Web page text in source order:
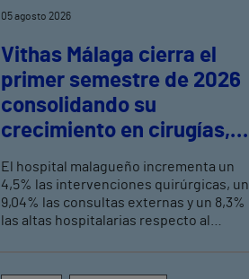
05 agosto 2026
Vithas Málaga cierra el
primer semestre de 2026
consolidando su
crecimiento en cirugías,
consultas externas y
altas hospitalarias
El hospital malagueño incrementa un
4,5% las intervenciones quirúrgicas, un
9,04% las consultas externas y un 8,3%
las altas hospitalarias respecto al
centros médicos de Vithas en la